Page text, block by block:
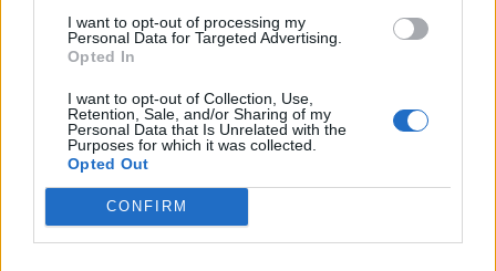
I want to opt-out of processing my
Personal Data for Targeted Advertising.
Opted In
I want to opt-out of Collection, Use,
Retention, Sale, and/or Sharing of my
Personal Data that Is Unrelated with the
Purposes for which it was collected.
Opted Out
CONFIRM
devizaárfolyamokra kötöttek hedge ügyleteket...
A keresett cikk a portfolio.hu hírarchívumához
tartozik, melynek olvasása előfizetéses
regisztrációhoz kötött.
Az előfizetés a következőket tartalmazza:
Portfolio.hu teljes cikkarchívum